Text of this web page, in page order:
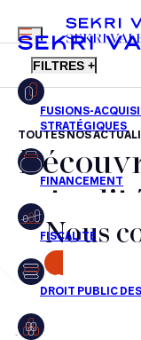
FR EN
MENU
SEKRI
FILTRES +
Fusions-
Financement
Fiscalité
Droit public des
Droit social
TOUTES NOS
nos
jour
Nous